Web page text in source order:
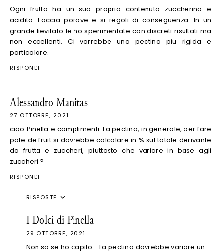
Ogni frutta ha un suo proprio contenuto zuccherino e
acidita. Faccia porove e si regoli di conseguenza. In un
grande lievitato le ho sperimentate con discreti risultati ma
non eccellenti. Ci vorrebbe una pectina piu rigida e
particolare.
RISPONDI
Alessandro Manitas
27 OTTOBRE, 2021
ciao Pinella e complimenti. La pectina, in generale, per fare
pate de fruit si dovrebbe calcolare in % sul totale derivante
da frutta e zuccheri, piuttosto che variare in base agli
zuccheri ?
RISPONDI
RISPOSTE
I Dolci di Pinella
29 OTTOBRE, 2021
Non so se ho capito....La pectina dovrebbe variare un